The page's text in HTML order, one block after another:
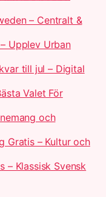
– Centralt &
Upplev Urban
till jul – Digital
Valet För
och
Gratis – Kultur och
– Klassisk Svensk